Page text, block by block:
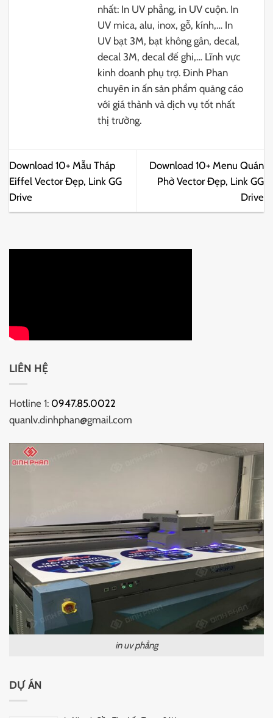
nhất: In UV phẳng, in UV cuộn. In
UV mica, alu, inox, gỗ, kính,… In
UV bạt 3M, bạt không gân, decal,
decal 3M, decal đế ghi,… Lĩnh vực
kinh doanh phụ trợ. Đinh Phan
chuyên in ấn sản phẩm quảng cáo
với giá thành và dịch vụ tốt nhất
thị trường.
Download 10+ Mẫu Tháp
Eiffel Vector Đẹp, Link GG
Drive
Download 10+ Menu Quán
Phở Vector Đẹp, Link GG
Drive
LIÊN HỆ
Hotline 1: 0947.85.0022
quanlv.dinhphan@gmail.com
in uv phẳng
DỰ ÁN